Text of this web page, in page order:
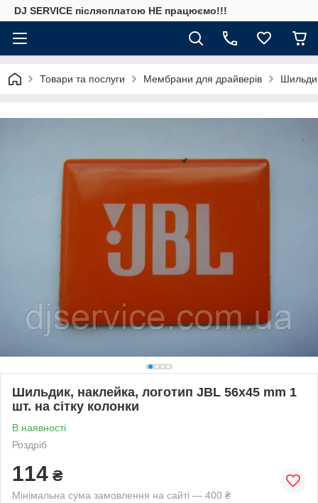
DJ SERVICE пiсляоплатою НЕ працюємо!!!
Товари та послуги Мембрани для драйверів
Шильдик, наклейка, логотип JBL 56x45 mm 1
шт. на сітку колонки
В наявності
Роздріб
114 ₴
Мінімальна сума замовлення на сайті — 400 ₴